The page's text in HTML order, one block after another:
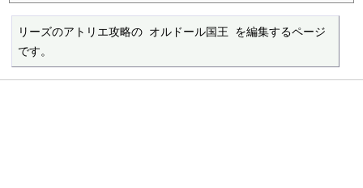
リーズのアトリエ攻略の オルドール国王 を編集するページ
です。